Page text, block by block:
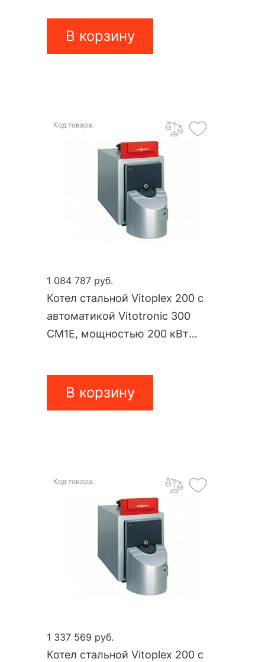
В корзину
Код товара:
1 084 787 руб.
Котел стальной Vitoplex 200 с
автоматикой Vitotronic 300
CM1E, мощностью 200 кВт
В корзину
Код товара:
1 337 569 руб.
Котел стальной Vitoplex 200 с